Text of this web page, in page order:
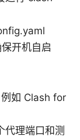
开机自启
如 Clash for
代理端口和测